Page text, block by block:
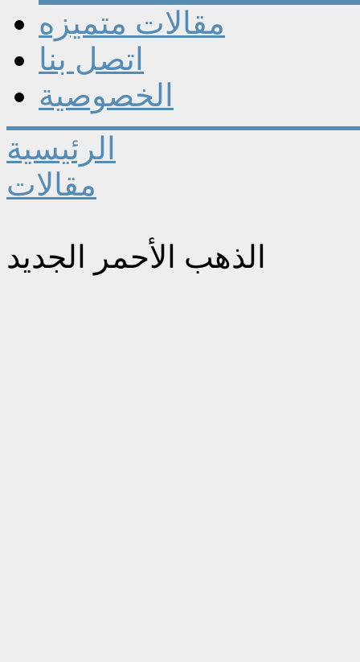
مقالات متميزه
اتصل بنا
الخصوصية
الرئيسية
مقالات
الذهب الأحمر الجديد